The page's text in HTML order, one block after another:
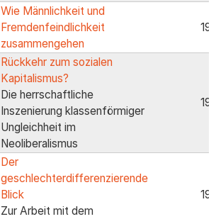
Wie Männlichkeit und
Fremdenfeindlichkeit
zusammengehen
Rückkehr zum sozialen
Kapitalismus?
Die herrschaftliche
Inszenierung klassenförmiger
Ungleichheit im
Neoliberalismus
Der
geschlechterdifferenzierende
Blick
Zur Arbeit mit dem